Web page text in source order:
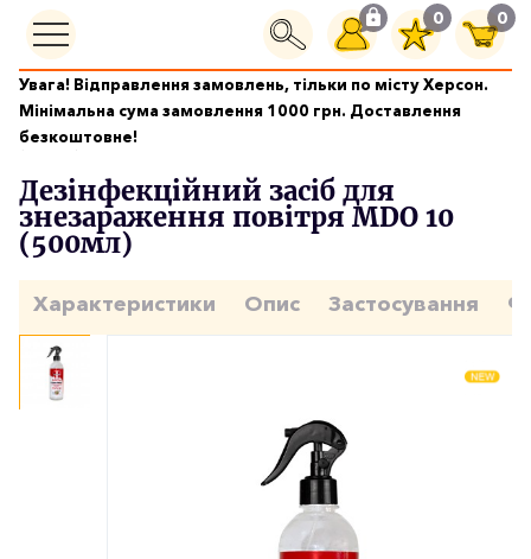
0 0
Увага! Відправлення замовлень, тільки по місту Херсон.
Мінімальна сума замовлення 1000 грн. Доставлення
безкоштовне!
Дезінфекційні засоби
Дезінфекційний засіб для знезараження повітря MDO 10
(500мл)
Дезінфекційний засіб для
знезараження повітря MDO 10
(500мл)
Характеристики Опис Застосування